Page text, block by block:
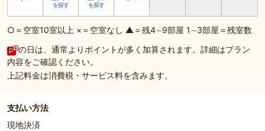
を探す
を探す
○＝空室10室以上 ×＝空室なし ▲＝残4∼9部屋 1∼3部屋＝残室数
の日は、通常よりポイントが多く加算されます。詳細はプラン
内容をご確認ください。
上記料金は消費税・サービス料を含みます。
支払い方法
現地決済